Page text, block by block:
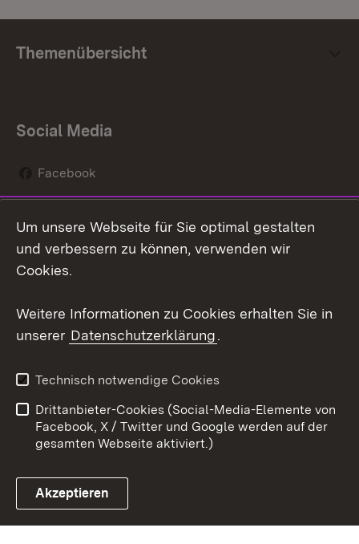
Themenübersicht
Social Media
Facebook
Social Wall
Youtube
Link zum Landesportal
Kontakt
Datenschutz
Barrierefreiheit
Impressum Cookies
Um unsere Webseite für Sie optimal gestalten
und verbessern zu können, verwenden wir
Cookies.
Weitere Informationen zu Cookies erhalten Sie in
unserer Datenschutzerklärung.
Technisch notwendige Cookies
Drittanbieter-Cookies (Social-Media-Elemente von
Facebook, X / Twitter und Google werden auf der
gesamten Webseite aktiviert.)
Akzeptieren